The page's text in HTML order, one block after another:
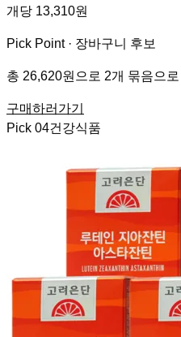
개당 13,310원
Pick Point · 장바구니 후보
총 26,620원으로 2개 묶음으
구매하러가기
Pick 04건강식품